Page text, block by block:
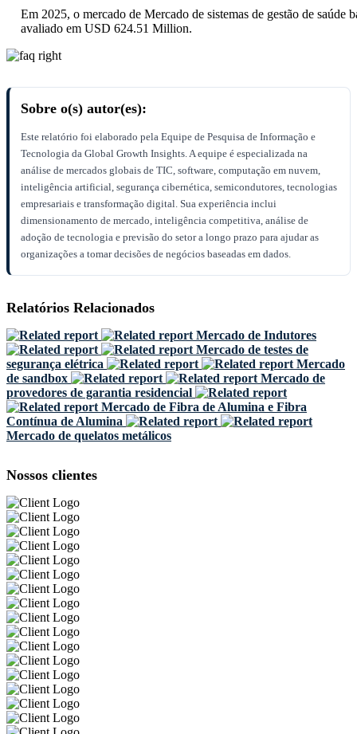
Em 2025, o mercado de Mercado de sistemas de gestão de saúde
avaliado em USD 624.51 Million.
Sobre o(s) autor(es):
Este relatório foi elaborado pela Equipe de Pesquisa de Informação e
Tecnologia da Global Growth Insights. A equipe é especializada na
análise de mercados globais de TIC, software, computação em nuvem,
inteligência artificial, segurança cibernética, semicondutores, tecnologias
empresariais e transformação digital. Sua experiência inclui
dimensionamento de mercado, inteligência competitiva, análise de
adoção de tecnologia e previsão do setor a longo prazo para ajudar as
organizações a tomar decisões de negócios baseadas em dados.
Relatórios Relacionados
Mercado de Indutores
Mercado de testes de
segurança elétrica
Mercado
de sandbox
Mercado de
provedores de garantia residencial
Mercado de Fibra de Alumina e Fibra
Contínua de Alumina
Mercado de quelatos metálicos
Nossos clientes